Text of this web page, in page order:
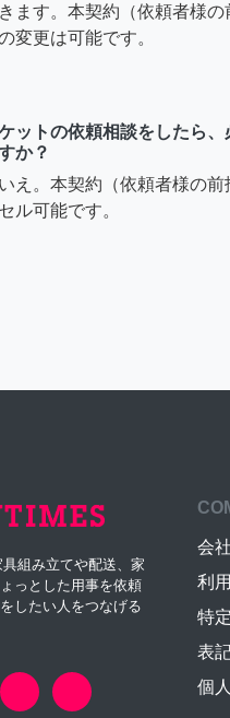
ます。本契約（依頼者様
変更は可能です。
ットの依頼相談をしたら
か？
え。本契約（依頼者様の
ル可能です。
組み立てや配送、家
っとした用事を依頼
したい人をつなげる
会
利
特
表
個